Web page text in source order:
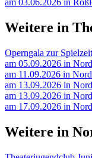
am 03.06.2026 in
Weitere in
Operngala zur
am 05.09.2026 in
am 11.09.2026 in
am 13.09.2026 in
am 13.09.2026 in
am 17.09.2026 in
Weitere in